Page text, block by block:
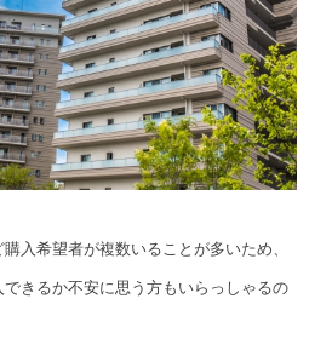
入希望者が複数いることが多いため、
きるか不安に思う方もいらっしゃるの